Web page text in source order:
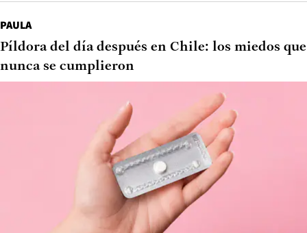
PAULA
Píldora del día después en Chile: los miedos que
nunca se cumplieron